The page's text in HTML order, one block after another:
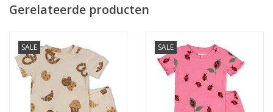
Gerelateerde producten
SALE SALE